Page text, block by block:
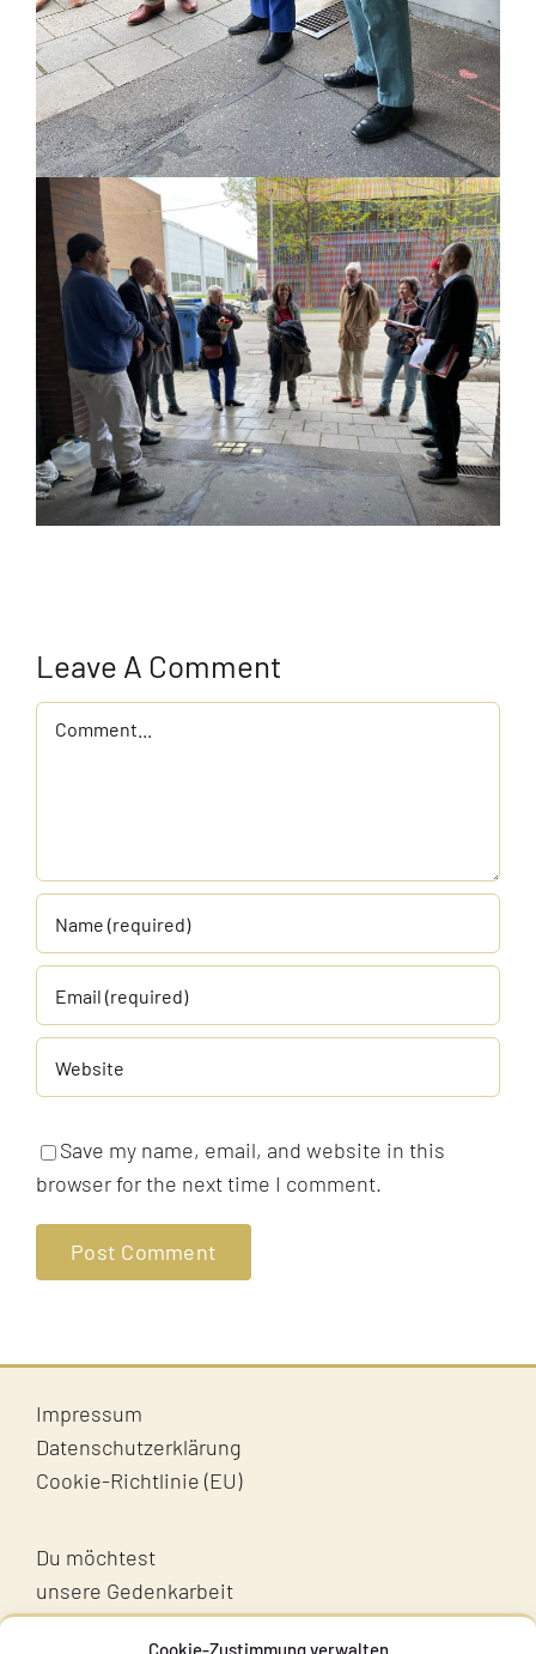
Cookie-Zustimmung verwalten
Leave A Comment
Comment
Save my name, email, and website in this
browser for the next time I comment.
Impressum
Datenschutzerklärung
Cookie-Richtlinie (EU)
Du möchtest
unsere Gedenkarbeit
unterstützen?